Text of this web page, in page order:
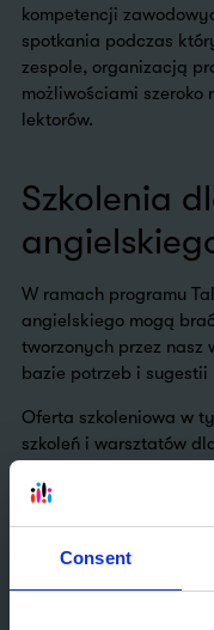
Consent
kompetencji
spotkania podczas
zespole, organizacją
możliwościami szeroko
lektorów.
Szkolenia
W ramach programu
angielskiego mogą
tworzonych przez nasz
bazie potrzeb i
Oferta szkoleniowa w
szkoleń i warsztatów
obejmują ponad 60
chcą się dowiedzieć
przydatnej wiedzy i